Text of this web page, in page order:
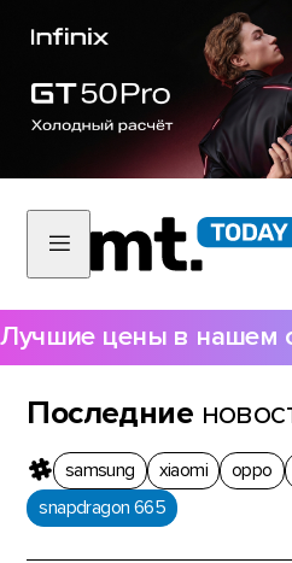
Лучшие цены в нашем
Последние
samsung xiaomi oppo
snapdragon 665